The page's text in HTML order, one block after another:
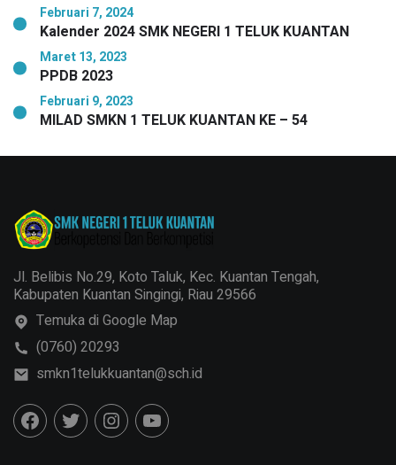
Februari 7, 2024
Kalender 2024 SMK NEGERI 1 TELUK KUANTAN
Maret 13, 2023
PPDB 2023
Februari 9, 2023
MILAD SMKN 1 TELUK KUANTAN KE – 54
Jl. Belibis No.29, Koto Taluk, Kec. Kuantan Tengah,
Kabupaten Kuantan Singingi, Riau 29566
Temuka di Google Map
(0760) 20293
smkn1telukkuantan@sch.id